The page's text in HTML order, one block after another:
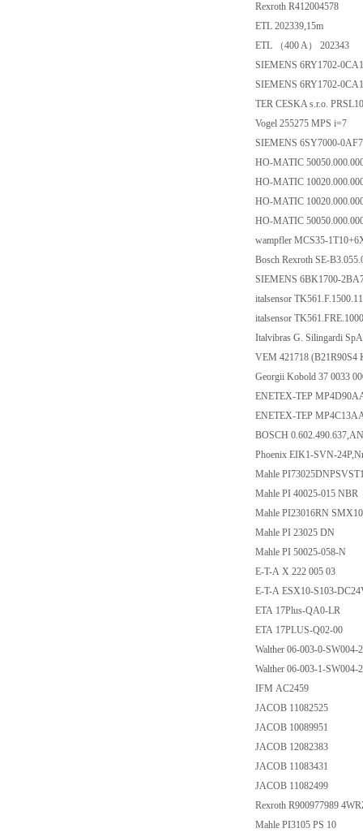
Rexroth R412004578
ETL 202339,15m
ETL （400 A） 202343
SIEMENS 6RY1702-
SIEMENS 6RY1702-
TER CESKA s.r.o.
Vogel 255275 MPS i=7
SIEMENS 6SY7000-
HO-MATIC
HO-MATIC
HO-MATIC
HO-MATIC
wampfler MCS35-
Bosch Rexroth SE-
SIEMENS 6BK1700-
italsensor
italsensor
Italvibras G. Silingardi
VEM 421718
Georgii Kobold 37 0033
ENETEX-TEP
ENETEX-TEP
BOSCH
Phoenix EIK1-SVN-
Mahle
Mahle PI 40025-015 NBR
Mahle PI23016RN
Mahle PI 23025 DN
Mahle PI 50025-058-N
E-T-A X 222 005 03
E-T-A ESX10-S103-
ETA 17Plus-QA0-LR
ETA 17PLUS-Q02-00
Walther 06-003-0-SW004-
Walther 06-003-1-SW004-
IFM AC2459
JACOB 11082525
JACOB 10089951
JACOB 12082383
JACOB 11083431
JACOB 11082499
Rexroth R900977989
Mahle PI3105 PS 10